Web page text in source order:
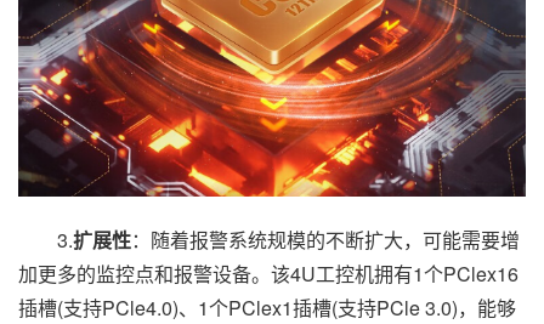
3.扩展性：随着报警系统规模的不断扩大，可能需要增
加更多的监控点和报警设备。该4U工控机拥有1个PClex16
插槽(支持PCle4.0)、1个PClex1插槽(支持PCle 3.0)，能够